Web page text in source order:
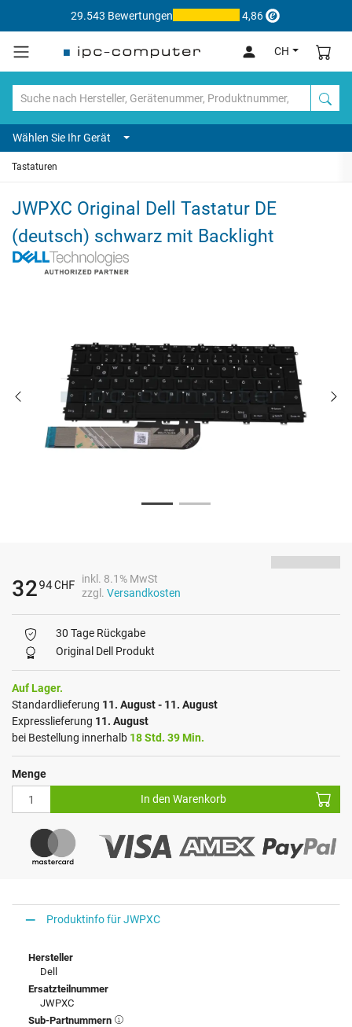
29.543 Bewertungen 4,86
CH
Wählen Sie Ihr Gerät
Tastaturen
JWPXC Original Dell Tastatur DE
(deutsch) schwarz mit Backlight
3294CHF
inkl. 8.1% MwSt
zzgl. Versandkosten
30 Tage Rückgabe
Original Dell Produkt
Auf Lager.
Standardlieferung 11. August - 11. August
Expresslieferung 11. August
bei Bestellung innerhalb 18 Std. 39 Min.
Menge
In den Warenkorb
Produktinfo für JWPXC
Hersteller
Dell
Ersatzteilnummer
JWPXC
Sub-Partnummern